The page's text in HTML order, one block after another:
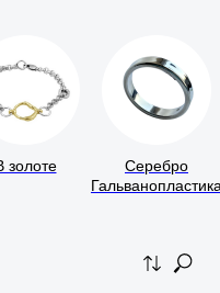
золоте
Серебро